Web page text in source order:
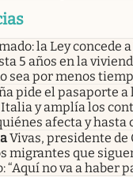
la Ley concede
5 años en la
sea por menos
pide el pasaporte a
y amplía los
afecta y hasta
Vivas, presidente de
migrantes que
“Aquí no va a haber